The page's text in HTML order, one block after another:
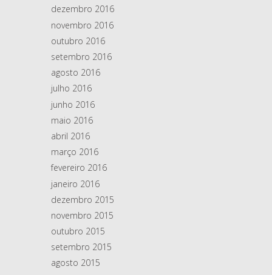
dezembro 2016
novembro 2016
outubro 2016
setembro 2016
agosto 2016
julho 2016
junho 2016
maio 2016
abril 2016
março 2016
fevereiro 2016
janeiro 2016
dezembro 2015
novembro 2015
outubro 2015
setembro 2015
agosto 2015